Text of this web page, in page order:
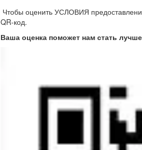
Чтобы оценить УСЛОВИЯ
QR-код.
Ваша оценка поможет нам стать